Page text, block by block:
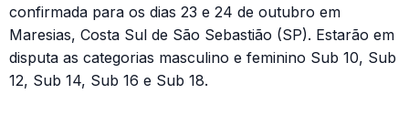
confirmada para os dias 23 e 24 de outubro em
Maresias, Costa Sul de São Sebastião (SP). Estarão em
disputa as categorias masculino e feminino Sub 10, Sub
12, Sub 14, Sub 16 e Sub 18.